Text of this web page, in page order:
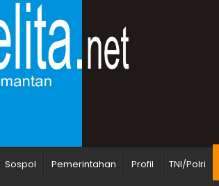
Sospol Pemerintahan Profil TNI/Polri